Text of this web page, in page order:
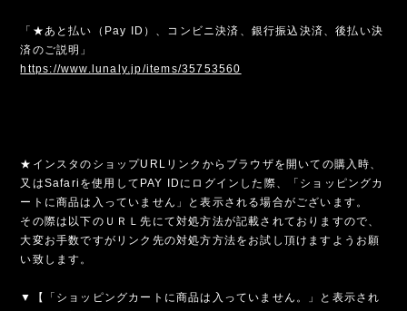
「★あと払い（Pay ID）、コンビニ決済、銀行振込決済、後払い決
済のご説明」
https://www.lunaly.jp/items/35753560
★インスタのショップURLリンクからブラウザを開いての購入時、
又はSafariを使用してPAY IDにログインした際、「ショッピングカ
ートに商品は入っていません」と表示される場合がございます。
その際は以下のＵＲＬ先にて対処方法が記載されておりますので、
大変お手数ですがリンク先の対処方方法をお試し頂けますようお願
い致します。
▼【「ショッピングカートに商品は入っていません。」と表示され